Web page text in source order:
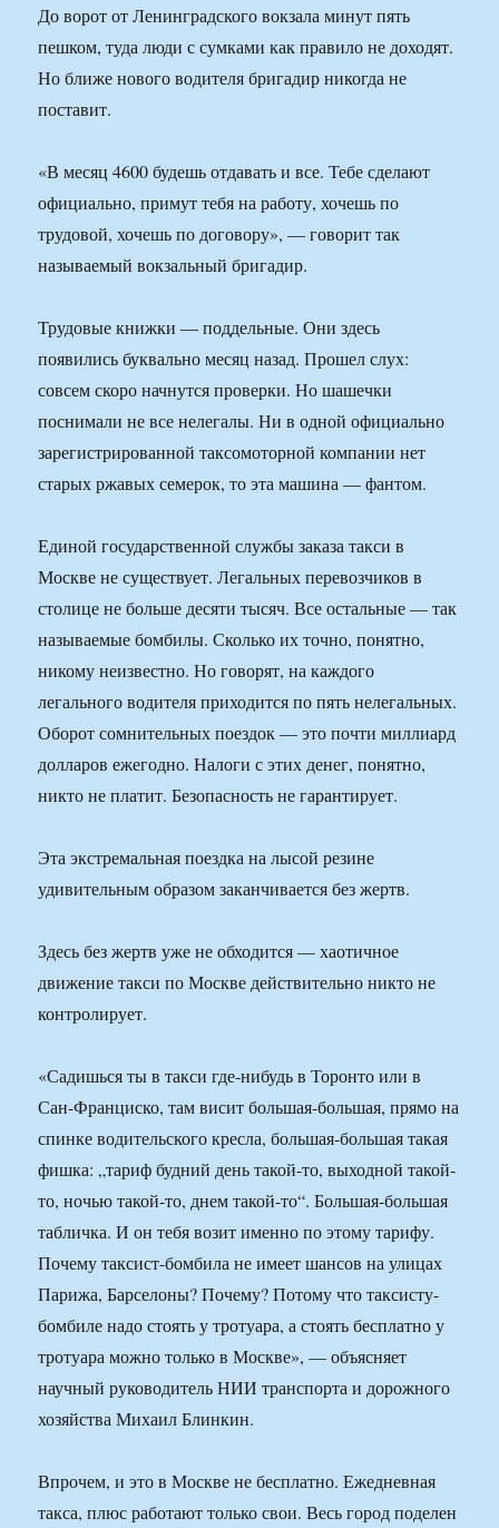
До ворот от Ленинградского вокзала минут пять
пешком, туда люди с сумками как правило не доходят.
Но ближе нового водителя бригадир никогда не
поставит.
«В месяц 4600 будешь отдавать и все. Тебе сделают
официально, примут тебя на работу, хочешь по
трудовой, хочешь по договору», — говорит так
называемый вокзальный бригадир.
Трудовые книжки — поддельные. Они здесь
появились буквально месяц назад. Прошел слух:
совсем скоро начнутся проверки. Но шашечки
поснимали не все нелегалы. Ни в одной официально
зарегистрированной таксомоторной компании нет
старых ржавых семерок, то эта машина — фантом.
Единой государственной службы заказа такси в
Москве не существует. Легальных перевозчиков в
столице не больше десяти тысяч. Все остальные — так
называемые бомбилы. Сколько их точно, понятно,
никому неизвестно. Но говорят, на каждого
легального водителя приходится по пять нелегальных.
Оборот сомнительных поездок — это почти миллиард
долларов ежегодно. Налоги с этих денег, понятно,
никто не платит. Безопасность не гарантирует.
Эта экстремальная поездка на лысой резине
удивительным образом заканчивается без жертв.
Здесь без жертв уже не обходится — хаотичное
движение такси по Москве действительно никто не
контролирует.
«Садишься ты в такси где-нибудь в Торонто или в
Сан-Франциско, там висит большая-большая, прямо на
спинке водительского кресла, большая-большая такая
фишка: „тариф будний день такой-то, выходной такой-
то, ночью такой-то, днем такой-то“. Большая-большая
табличка. И он тебя возит именно по этому тарифу.
Почему таксист-бомбила не имеет шансов на улицах
Парижа, Барселоны? Почему? Потому что таксисту-
бомбиле надо стоять у тротуара, а стоять бесплатно у
тротуара можно только в Москве», — объясняет
научный руководитель НИИ транспорта и дорожного
хозяйства Михаил Блинкин.
Впрочем, и это в Москве не бесплатно. Ежедневная
такса, плюс работают только свои. Весь город поделен